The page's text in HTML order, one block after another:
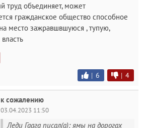
труд объединяет, может
гражданское общество способное
место зажравшвшуюся , тупую,
| 6 | 4
к сожалению
03.04.2023 11:50
Леди Гаага писал(а): ямы на дорогах